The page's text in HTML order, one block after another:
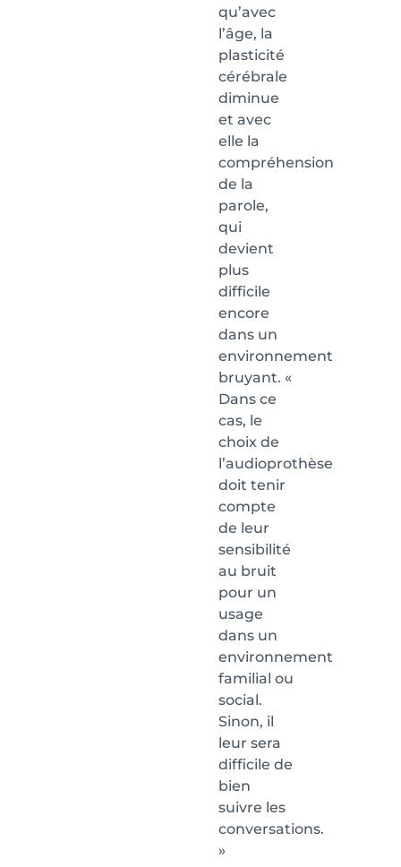
qu’avec
l’âge, la
plasticité
cérébrale
diminue
et avec
elle la
compréhension
de la
parole,
qui
devient
plus
difficile
encore
dans un
environnement
bruyant. «
Dans ce
cas, le
choix de
l’audioprothèse
doit tenir
compte
de leur
sensibilité
au bruit
pour un
usage
dans un
environnement
familial ou
social.
Sinon, il
leur sera
difficile de
bien
suivre les
conversations.
»